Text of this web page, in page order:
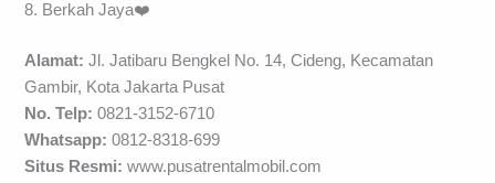
8. Berkah Jaya❤️
Alamat:Jl. Jatibaru Bengkel No. 14, Cideng, Kecamatan
Gambir, Kota Jakarta Pusat
No. Telp:0821-3152-6710
Whatsapp:0812-8318-699
Situs Resmi:www.pusatrentalmobil.com